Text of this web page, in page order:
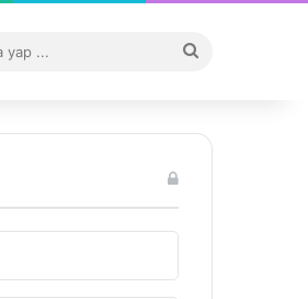
...